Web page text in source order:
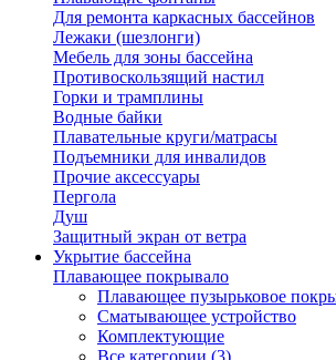
Для ремонта каркасных бассейнов
Лежаки (шезлонги)
Мебель для зоны бассейна
Противоскользящий настил
Горки и трамплины
Водные байки
Плавательные круги/матрасы
Подъемники для инвалидов
Прочие аксессуары
Пергола
Душ
Защитный экран от ветра
Укрытие бассейна
Плавающее покрывало
Плавающее пузырьковое
Сматывающее устройство
Комплектующие
Все категории (3)